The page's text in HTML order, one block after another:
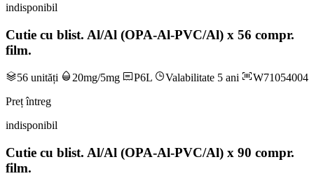
indisponibil
Cutie cu blist. Al/Al (OPA-Al-PVC/Al) x 56 compr.
film.
56 unități 20mg/5mg P6L Valabilitate 5 ani
W71054004
Preț întreg
indisponibil
Cutie cu blist. Al/Al (OPA-Al-PVC/Al) x 90 compr.
film.